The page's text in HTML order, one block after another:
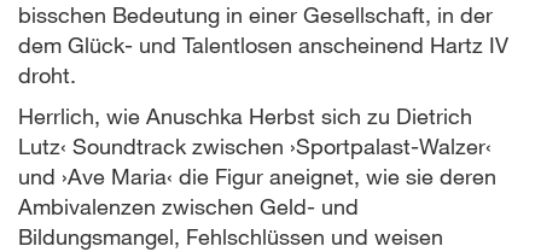
bisschen Bedeutung in einer Gesellschaft, in der
dem Glück- und Talentlosen anscheinend Hartz IV
droht.
Herrlich, wie Anuschka Herbst sich zu Dietrich
Lutz‹ Soundtrack zwischen ›Sportpalast-Walzer‹
und ›Ave Maria‹ die Figur aneignet, wie sie deren
Ambivalenzen zwischen Geld- und
Bildungsmangel, Fehlschlüssen und weisen